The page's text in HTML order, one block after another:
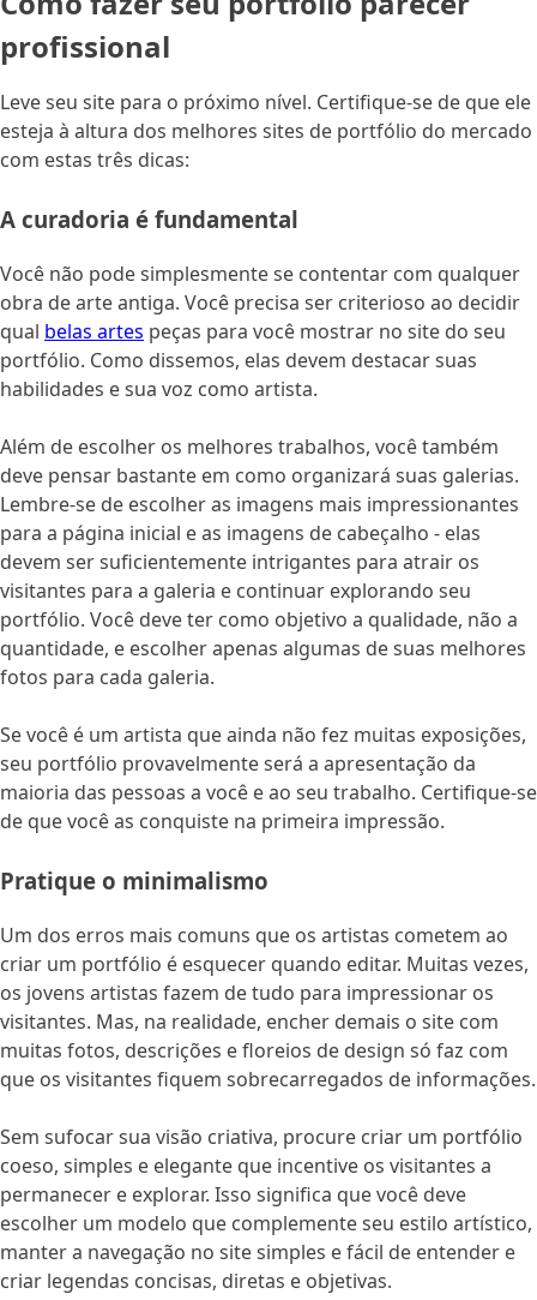
profissional
Leve seu site para o próximo nível. Certifique-se de que ele
esteja à altura dos melhores sites de portfólio do mercado
com estas três dicas:
A curadoria é fundamental
Você não pode simplesmente se contentar com qualquer
obra de arte antiga. Você precisa ser criterioso ao decidir
qual belas artes peças para você mostrar no site do seu
portfólio. Como dissemos, elas devem destacar suas
habilidades e sua voz como artista.
Além de escolher os melhores trabalhos, você também
deve pensar bastante em como organizará suas galerias.
Lembre-se de escolher as imagens mais impressionantes
para a página inicial e as imagens de cabeçalho - elas
devem ser suficientemente intrigantes para atrair os
visitantes para a galeria e continuar explorando seu
portfólio. Você deve ter como objetivo a qualidade, não a
quantidade, e escolher apenas algumas de suas melhores
fotos para cada galeria.
Se você é um artista que ainda não fez muitas exposições,
seu portfólio provavelmente será a apresentação da
maioria das pessoas a você e ao seu trabalho. Certifique-se
de que você as conquiste na primeira impressão.
Pratique o minimalismo
Um dos erros mais comuns que os artistas cometem ao
criar um portfólio é esquecer quando editar. Muitas vezes,
os jovens artistas fazem de tudo para impressionar os
visitantes. Mas, na realidade, encher demais o site com
muitas fotos, descrições e floreios de design só faz com
que os visitantes fiquem sobrecarregados de informações.
Sem sufocar sua visão criativa, procure criar um portfólio
coeso, simples e elegante que incentive os visitantes a
permanecer e explorar. Isso significa que você deve
escolher um modelo que complemente seu estilo artístico,
manter a navegação no site simples e fácil de entender e
criar legendas concisas, diretas e objetivas.